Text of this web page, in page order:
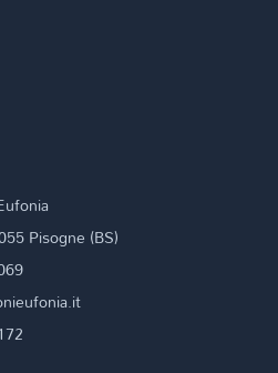
Pisogne (BS)